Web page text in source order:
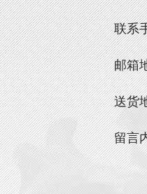
联系
邮箱
送货
留言